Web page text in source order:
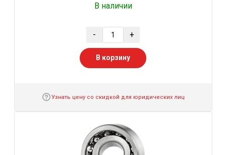
В наличии
- +
В корзину
Узнать цену со скидкой для юридических лиц